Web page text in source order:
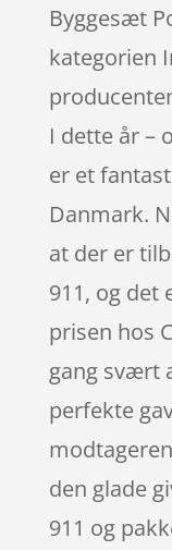
Byggesæt
kategorien
I dette år –
er et
Danmark.
at der er
911, og
prisen hos
gang svært
perfekte
den glade
911 og